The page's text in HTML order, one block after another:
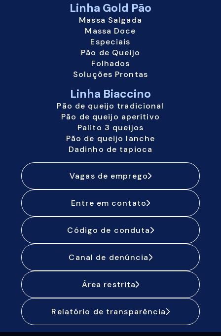
Linha Gold Pão
Massa Salgada
Massa Doce
Especiais
Pão de Queijo
Folhados
Soluções Prontas
Linha Biaccino
Pão de queijo tradicional
Pão de queijo aperitivo
Palito 3 queijos
Pão de queijo lanche
Dadinho de tapioca
Vagas de emprego
Entre em contato
Código de conduta
Canal de denúncia
Área restrita
Relatório de transparência